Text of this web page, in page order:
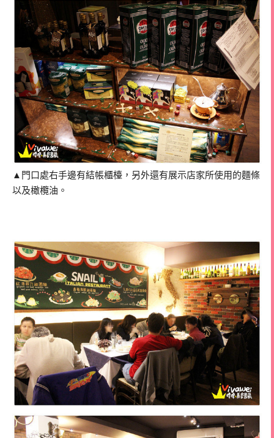
▲門口處右手邊有結帳櫃檯，另外還有展示店家所使用的麵條
以及橄欖油。